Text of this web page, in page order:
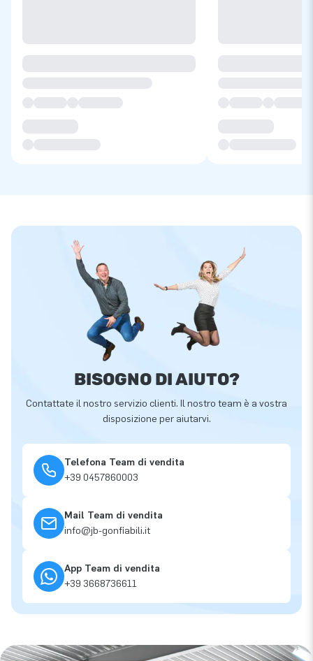
BISOGNO DI AIUTO?
Contattate il nostro servizio clienti. Il nostro team è a vostra
disposizione per aiutarvi.
Telefona Team di vendita
+39 0457860003
Mail Team di vendita
info@jb-gonfiabili.it
App Team di vendita
+39 3668736611